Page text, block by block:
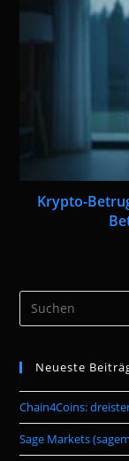
Krypto-
Neueste
Chain4Coins:
Sage Markets